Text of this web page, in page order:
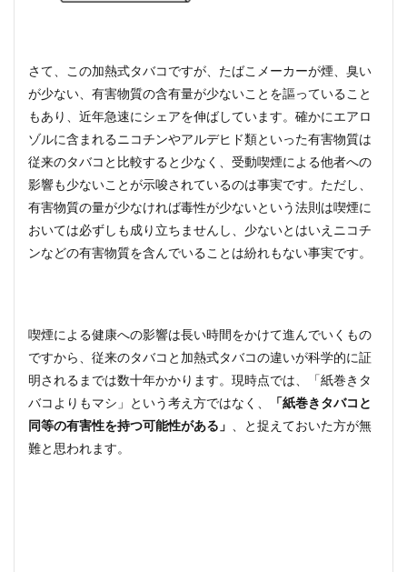
さて、この加熱式タバコですが、たばこメーカーが煙、臭い
が少ない、有害物質の含有量が少ないことを謳っていること
もあり、近年急速にシェアを伸ばしています。確かにエアロ
ゾルに含まれるニコチンやアルデヒド類といった有害物質は
従来のタバコと比較すると少なく、受動喫煙による他者への
影響も少ないことが示唆されているのは事実です。ただし、
有害物質の量が少なければ毒性が少ないという法則は喫煙に
おいては必ずしも成り立ちませんし、少ないとはいえニコチ
ンなどの有害物質を含んでいることは紛れもない事実です。
喫煙による健康への影響は長い時間をかけて進んでいくもの
ですから、従来のタバコと加熱式タバコの違いが科学的に証
明されるまでは数十年かかります。現時点では、「紙巻きタ
バコよりもマシ」という考え方ではなく、
「紙巻きタバコと
同等の有害性を持つ可能性がある」
、と捉えておいた方が無
難と思われます。